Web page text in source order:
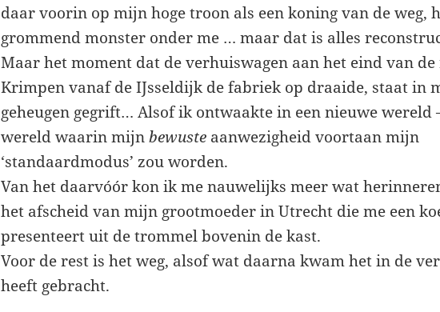
daar voorin op mijn hoge troon als een koning van de weg,
grommend monster onder me … maar dat is alles
Maar het moment dat de verhuiswagen aan het eind van
Krimpen vanaf de IJsseldijk de fabriek op draaide, staat in
geheugen gegrift… Alsof ik ontwaakte in een nieuwe wereld
wereld waarin mijnbewuste aanwezigheid voortaan mijn
‘standaardmodus’ zou worden.
Van het daarvóór kon ik me nauwelijks meer wat
het afscheid van mijn grootmoeder in Utrecht die me een
presenteert uit de trommel bovenin de kast.
Voor de rest is het weg, alsof wat daarna kwam het in de
heeft gebracht.